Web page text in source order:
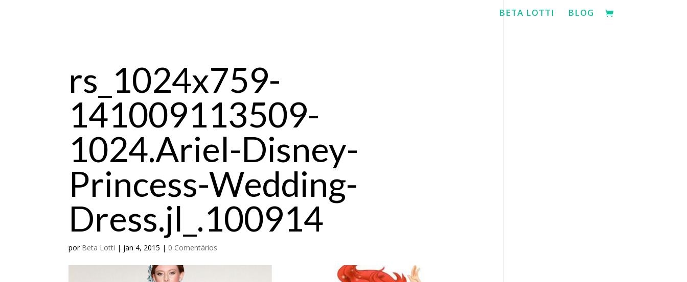
BETA LOTTI BLOG
rs_1024x759-
141009113509-
1024.Ariel-Disney-
Princess-Wedding-
Dress.jl_.100914
por Beta Lotti | jan 4, 2015 | 0 Comentários